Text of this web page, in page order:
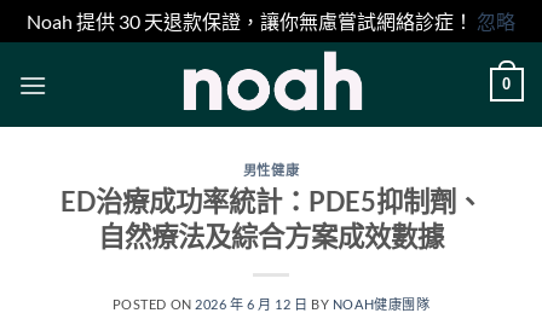
Noah 提供 30 天退款保證，讓你無慮嘗試網絡診症！ 忽略
0
男性健康
ED治療成功率統計：PDE5抑制劑、
自然療法及綜合方案成效數據
POSTED ON 2026 年 6 月 12 日 BY NOAH健康團隊